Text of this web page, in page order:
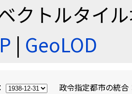
クトルタイ
| GeoLOD
政令指定都市の統